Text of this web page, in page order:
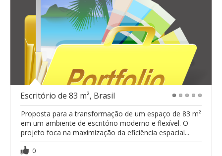
Escritório de 83 m², Brasil
Proposta para a transformação de um espaço de 83 m²
em um ambiente de escritório moderno e flexível. O
projeto foca na maximização da eficiência espacial...
0